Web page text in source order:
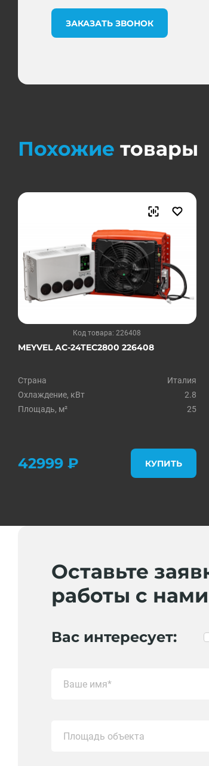
ЗАКАЗАТЬ ЗВОНОК
Похожие товары
Код товара: 226408
MEYVEL AC-24TEC2800 226408
Страна
Италия
Охлаждение, кВт
2.8
Площадь, м²
25
42999 ₽ КУПИТЬ
Оставьте
работы с нами
Вас интересует: